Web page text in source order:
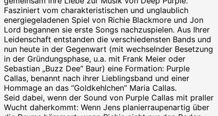
Fasziniert vom charakteristischen und unglaublich
energiegeladenen Spiel von Richie Blackmore und Jon
Lord begannen sie erste Songs nachzuspielen. Aus Ihrer
Leidenschaft entstanden die verschiedensten Bands und
nun heute in der Gegenwart (mit wechselnder Besetzung
in der Gründungsphase, u.a. mit Frank Meier oder
Sebastian „Buzz Dee“ Baur) eine Formation: Purple
Callas, benannt nach ihrer Lieblingsband und einer
Hommage an das “Goldkehlchen” Maria Callas.
Seid dabei, wenn der Sound von Purple Callas mit praller
Wucht daherkommt: Wenn Jens planierraupenartig über